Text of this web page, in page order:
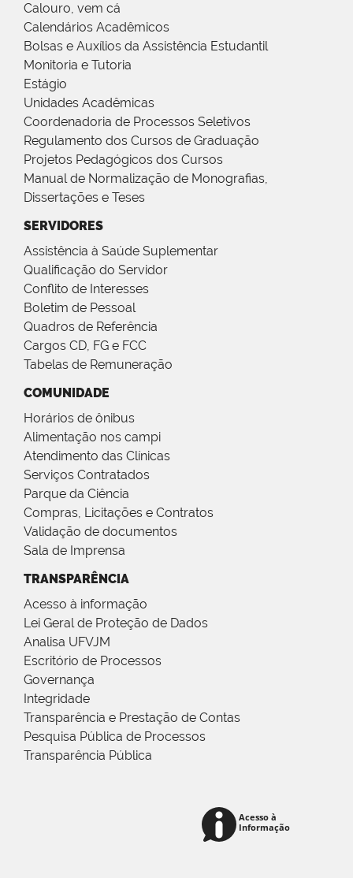
Calouro, vem cá
Calendários Acadêmicos
Bolsas e Auxílios da Assistência Estudantil
Monitoria e Tutoria
Estágio
Unidades Acadêmicas
Coordenadoria de Processos Seletivos
Regulamento dos Cursos de Graduação
Projetos Pedagógicos dos Cursos
Manual de Normalização de Monografias,
Dissertações e Teses
SERVIDORES
Assistência à Saúde Suplementar
Qualificação do Servidor
Conflito de Interesses
Boletim de Pessoal
Quadros de Referência
Cargos CD, FG e FCC
Tabelas de Remuneração
COMUNIDADE
Horários de ônibus
Alimentação nos campi
Atendimento das Clínicas
Serviços Contratados
Parque da Ciência
Compras, Licitações e Contratos
Validação de documentos
Sala de Imprensa
TRANSPARÊNCIA
Acesso à informação
Lei Geral de Proteção de Dados
Analisa UFVJM
Escritório de Processos
Governança
Integridade
Transparência e Prestação de Contas
Pesquisa Pública de Processos
Transparência Pública